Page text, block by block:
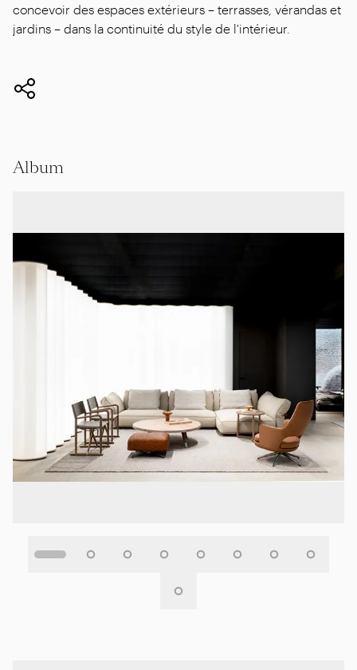
concevoir des espaces extérieurs – terrasses, vérandas et
jardins – dans la continuité du style de l'intérieur.
Album